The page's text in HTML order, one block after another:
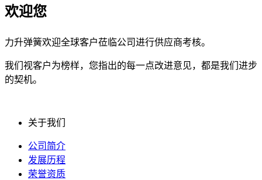
欢迎您
力升弹簧欢迎全球客户莅临公司进行供应商考核。
我们视客户为榜样，您指出的每一点改进意见，都是我们进步
的契机。
关于我们
公司简介
发展历程
荣誉资质